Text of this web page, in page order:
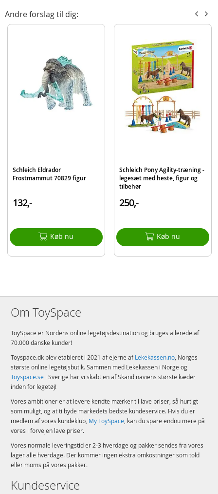
Med dette legesæt fra Schleich kan børn forvandle deres værelse til en
spændende kamparena og skabe actionfyldte eventyr med Eldrador-
Stenchameleon figur
BattleCave elementer
Verdenskrystal sten
EAN 4059433771755
Andre forslag til dig:
Schleich Eldrador
Frostmammut 70829 figur
132,-
Køb nu
Schleich Pony Agility-træning -
legesæt med heste, figur og
tilbehør
250,-
Køb nu
Om ToySpace
ToySpace er Nordens online legetøjsdestination og bruges allerede af
70.000 danske kunder!
Toyspace.dk blev etableret i 2021 af ejerne afLekekassen.no, Norges
største online legetøjsbutik. Sammen med Lekekassen i Norge og
Toyspace.se i Sverige har vi skabt en af Skandinaviens største kæder
inden for legetøj!
Vores ambitioner er at levere kendte mærker til lave priser, så hurtigt
som muligt, og at tilbyde markedets bedste kundeservice. Hvis du er
medlem af vores kundeklub, My ToySpace, kan du spare endnu mere på
vores i forvejen lave priser.
Vores normale leveringstid er 2-3 hverdage og pakker sendes fra vores
lager alle hverdage. Der kommer ingen ekstra omkostninger som told
eller moms på vores pakker.
Kundeservice